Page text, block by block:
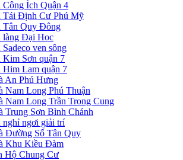
Công Ích Quận 4
Tái Định Cư Phú Mỹ
Tân Quy Đông
làng Đại Học
Sadeco ven sông
Kim Sơn quận 7
Him Lam quận 7
An Phú Hưng
Nam Long Phú Thuận
Nam Long Trần Trọng Cung
Trung Sơn Bình Chánh
nghỉ ngơi giải trí
Đường Số Tân Quy
Khu Kiều Đàm
Hộ Chung Cư